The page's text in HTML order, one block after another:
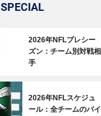
SPECIAL
2026年NFLプレシー
ズン：チーム別対戦相
手
2026年NFLスケジュ
ール：全チームのバイ